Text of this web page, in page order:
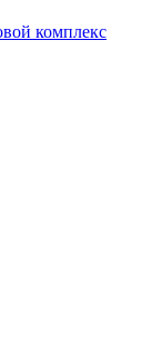
комплекс